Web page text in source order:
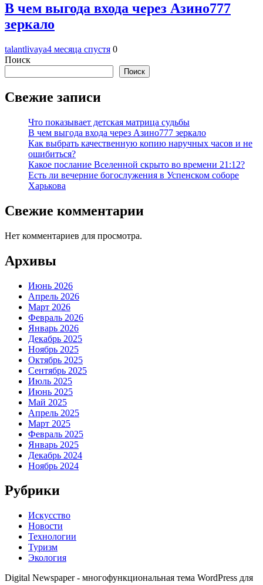
В чем выгода входа через Азино777
зеркало
talantlivaya4 месяца спустя 0
Поиск
Поиск
Свежие записи
Что показывает детская матрица судьбы
В чем выгода входа через Азино777 зеркало
Как выбрать качественную копию наручных часов и не
ошибиться?
Какое послание Вселенной скрыто во времени 21:12?
Есть ли вечерние богослужения в Успенском соборе
Харькова
Свежие комментарии
Нет комментариев для просмотра.
Архивы
Июнь 2026
Апрель 2026
Март 2026
Февраль 2026
Январь 2026
Декабрь 2025
Ноябрь 2025
Октябрь 2025
Сентябрь 2025
Июль 2025
Июнь 2025
Май 2025
Апрель 2025
Март 2025
Февраль 2025
Январь 2025
Декабрь 2024
Ноябрь 2024
Рубрики
Искусство
Новости
Технологии
Туризм
Экология
Digital Newspaper - многофункциональная тема WordPress для